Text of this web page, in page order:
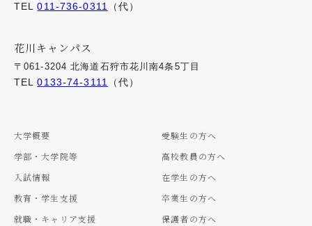
TEL011-736-0311 （代）
花川キャンパス
〒061-3204 北海道石狩市花川南4条5丁目
TEL0133-74-3111 （代）
大学概要
学部・大学院等
入試情報
教育・学生支援
就職・キャリア支援
受験生の方へ
高校教員の方へ
在学生の方へ
卒業生の方へ
保護者の方へ